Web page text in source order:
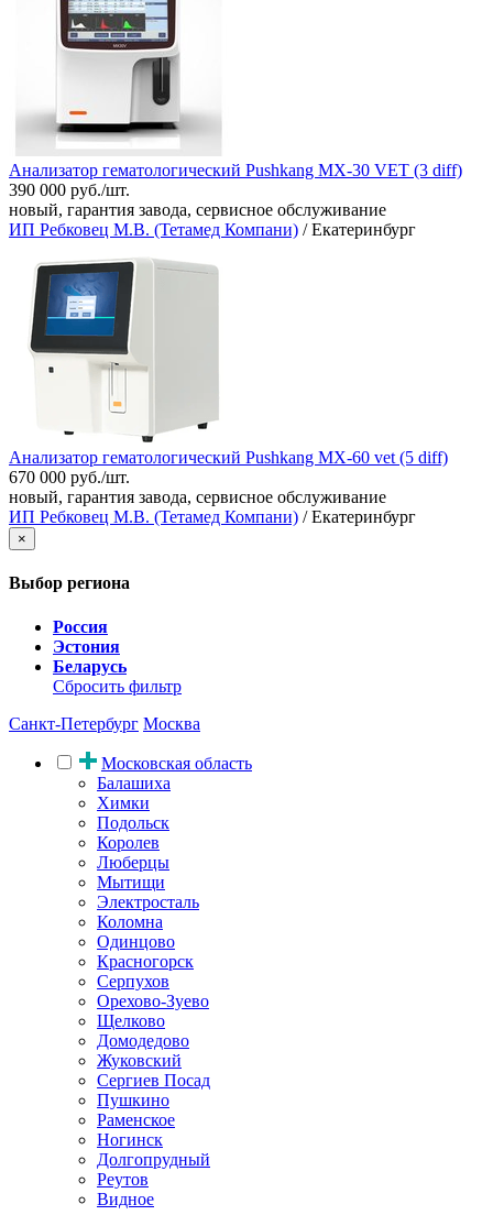
Анализатор гематологический Pushkang МХ-30 VET (3 diff)
390 000 руб./шт.
новый, гарантия завода, сервисное обслуживание
ИП Ребковец М.В. (Тетамед Компани) / Екатеринбург
Анализатор гематологический Pushkang MX-60 vet (5 diff)
670 000 руб./шт.
новый, гарантия завода, сервисное обслуживание
ИП Ребковец М.В. (Тетамед Компани) / Екатеринбург
×
Выбор региона
Россия
Эстония
Беларусь
Сбросить фильтр
Санкт-Петербург Москва
Московская область
Балашиха
Химки
Подольск
Королев
Люберцы
Мытищи
Электросталь
Коломна
Одинцово
Красногорск
Серпухов
Орехово-Зуево
Щелково
Домодедово
Жуковский
Сергиев Посад
Пушкино
Раменское
Ногинск
Долгопрудный
Реутов
Видное